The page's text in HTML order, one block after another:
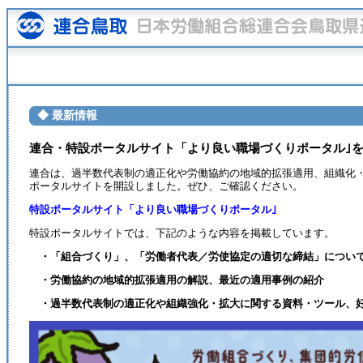
◆ 最新情報
連合・特設ポータルサイト「より良い職場づくりポータル｣
連合は、過半数代表制の適正化や労働協約の地域的拡張適用、組織
ポータルサイトを開設しました。ぜひ、ご確認ください。
特設ポータルサイト「より良い職場づくりポータル｣
特設ポータルサイトでは、下記のような内容を掲載しています。
・「組合づくり」、「労働者代表／労使協定の適切な締結」につい
・労働協約の地域的拡張適用の解説、最近の適用事例の紹介
・過半数代表制の適正化や組織強化・拡大に関する資料・ツール、